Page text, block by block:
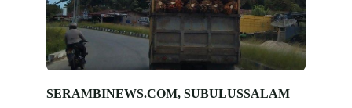
SERAMBINEWS.COM, SUBULUSSALAM